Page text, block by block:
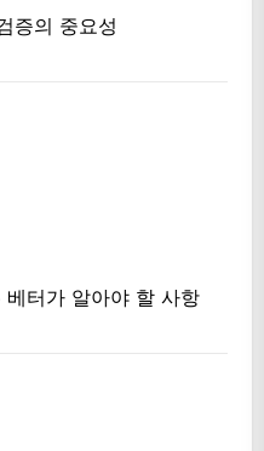
증의 중요성
터가 알아야 할 사항